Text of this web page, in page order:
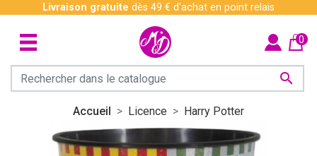
Livraison gratuite dès 49 € d'achat en point relais

0
Accueil Licence Harry Potter